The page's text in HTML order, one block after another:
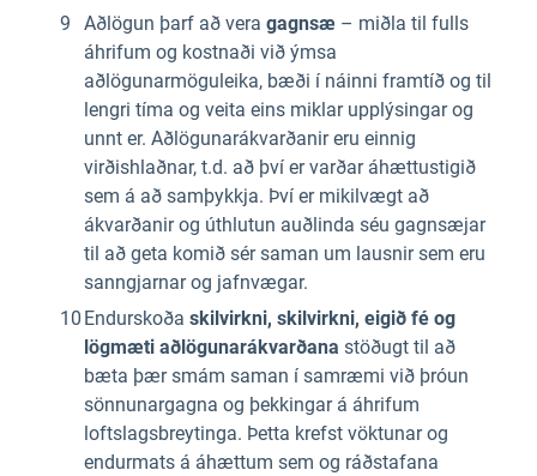
Aðlögun þarf að vera gagnsæ – miðla til fulls
áhrifum og kostnaði við ýmsa
aðlögunarmöguleika, bæði í náinni framtíð og til
lengri tíma og veita eins miklar upplýsingar og
unnt er. Aðlögunarákvarðanir eru einnig
virðishlaðnar, t.d. að því er varðar áhættustigið
sem á að samþykkja. Því er mikilvægt að
ákvarðanir og úthlutun auðlinda séu gagnsæjar
til að geta komið sér saman um lausnir sem eru
sanngjarnar og jafnvægar.
Endurskoða skilvirkni, skilvirkni, eigið fé og
lögmæti aðlögunarákvarðana stöðugt til að
bæta þær smám saman í samræmi við þróun
sönnunargagna og þekkingar á áhrifum
loftslagsbreytinga. Þetta krefst vöktunar og
endurmats á áhættum sem og ráðstafana